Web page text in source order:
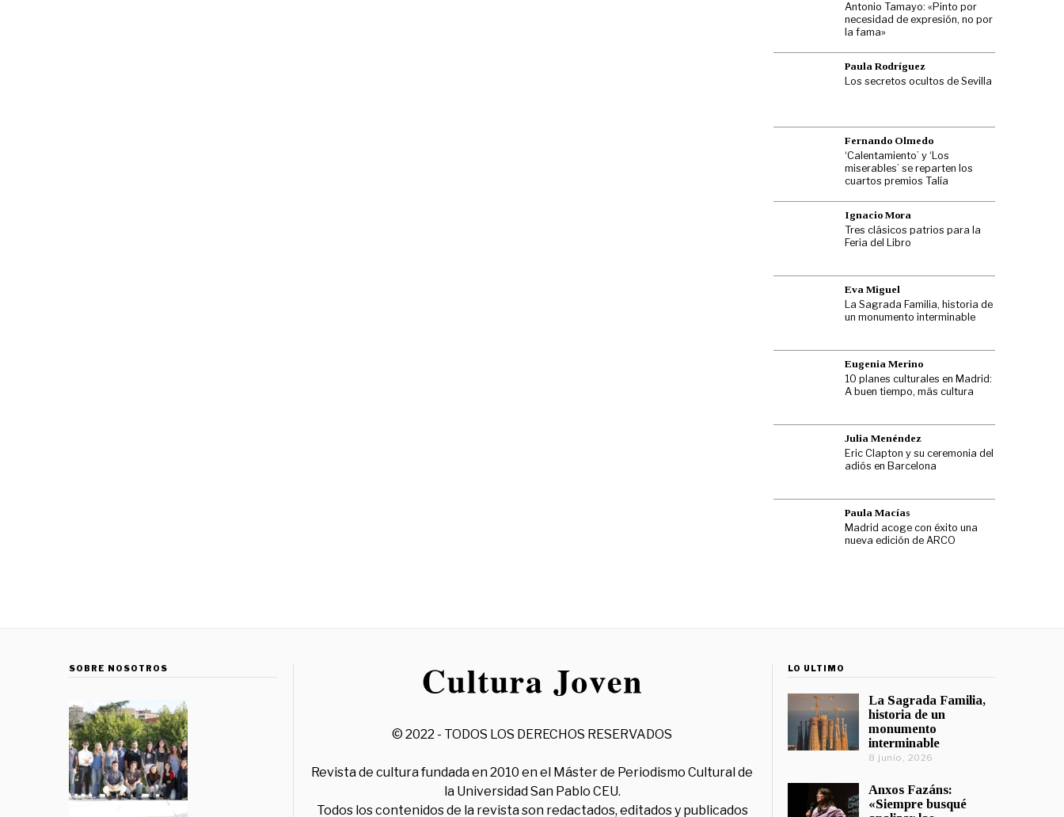
Antonio Tamayo: «Pinto por
necesidad de expresión, no por
la fama»
Paula Rodríguez
Los secretos ocultos de Sevilla
Fernando Olmedo
‘Calentamiento’ y ‘Los
miserables’ se reparten los
cuartos premios Talía
Ignacio Mora
Tres clásicos patrios para la
Feria del Libro
Eva Miguel
La Sagrada Familia, historia de
un monumento interminable
Eugenia Merino
10 planes culturales en Madrid:
A buen tiempo, más cultura
Julia Menéndez
Eric Clapton y su ceremonia del
adiós en Barcelona
Paula Macías
Madrid acoge con éxito una
nueva edición de ARCO
SOBRE NOSOTROS
© 2022 - TODOS LOS DERECHOS RESERVADOS
Revista de cultura fundada en 2010 en el Máster de Periodismo Cultural de
la Universidad San Pablo CEU.
Todos los contenidos de la revista son redactados, editados y publicados
LO ÚLTIMO
La Sagrada Familia,
historia de un
monumento
interminable
8 junio, 2026
Anxos Fazáns:
«Siempre busqué